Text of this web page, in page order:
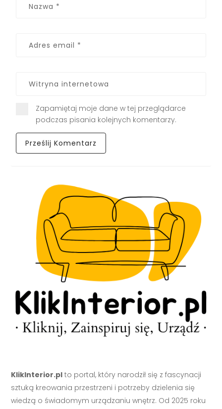
Zapamiętaj moje dane w tej przeglądarce
podczas pisania kolejnych komentarzy.
KlikInterior.pl to portal, który narodził się z fascynacji
sztuką kreowania przestrzeni i potrzeby dzielenia się
wiedzą o świadomym urządzaniu wnętrz. Od 2025 roku